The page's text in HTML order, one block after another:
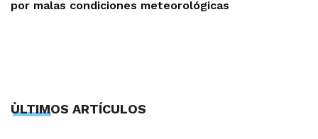
por malas condiciones meteorológicas
ÙLTIMOS ARTÍCULOS